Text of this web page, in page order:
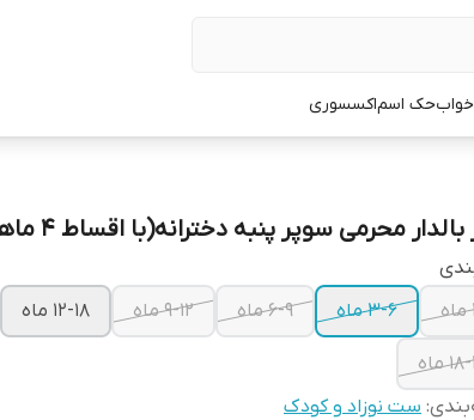
حک اسماکسسوری
بالدار محرمی سوپر پنبه دخترانه(با اقساط ۴ ماهه)
۳-۶ ماه ۶-۹ ماه ۹-۱۲ ماه ۱۲-۱۸ ماه
ماه
: ست نوزاد و کودک